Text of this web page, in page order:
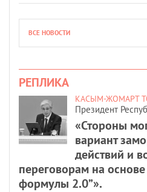
ВСЕ НОВОСТИ
РЕПЛИКА
КАСЫМ-ЖОМАРТ
Президент
«Стороны
вариант
действий и
переговорам на основе
формулы 2.0”».